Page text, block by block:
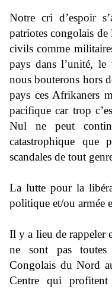
Notre cri d’espoir
patriotes congolais de
civils comme
pays dans l’unité, le
nous bouterons hors
pays ces Afrikaners
pacifique car trop
Nul ne peut
catastrophique que
scandales de tout
La lutte pour la
politique et/ou armée
Il y a lieu de rappeler
ne sont pas
Congolais du Nord
Centre qui